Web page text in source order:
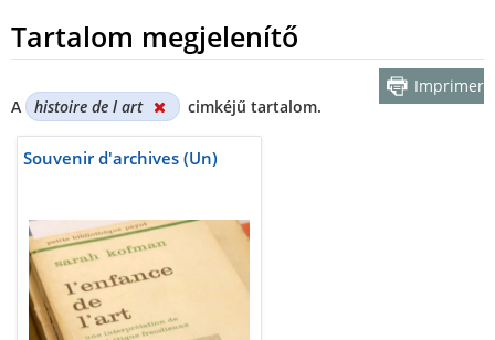
Tartalom megjelenítő
A histoire de l art cimkéjű tartalom.
Imprimer
Souvenir d'archives (Un)